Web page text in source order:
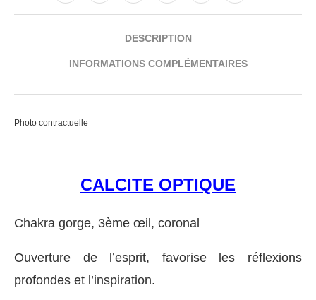
DESCRIPTION
INFORMATIONS COMPLÉMENTAIRES
Photo contractuelle
CALCITE OPTIQUE
Chakra gorge, 3ème œil, coronal
Ouverture de l’esprit, favorise les réflexions
profondes et l’inspiration.